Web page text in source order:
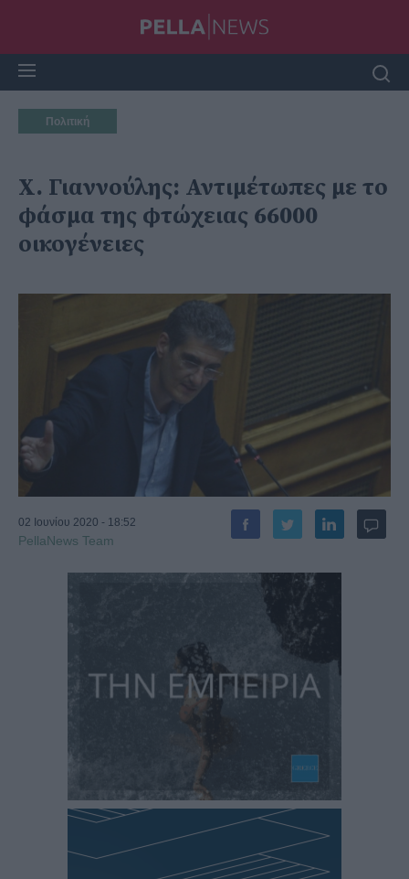
Πολιτική
Χ. Γιαννούλης: Αντιμέτωπες με το
φάσμα της φτώχειας 66000
οικογένειες
02 Ιουνίου 2020 - 18:52
PellaNews Team